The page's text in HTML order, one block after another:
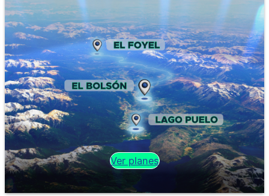
Ver planes